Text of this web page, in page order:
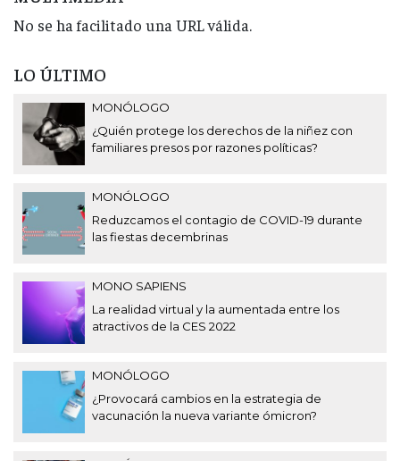
No se ha facilitado una URL válida.
LO ÚLTIMO
MONÓLOGO
¿Quién protege los derechos de la niñez con
familiares presos por razones políticas?
MONÓLOGO
Reduzcamos el contagio de COVID-19 durante
las fiestas decembrinas
MONO SAPIENS
La realidad virtual y la aumentada entre los
atractivos de la CES 2022
MONÓLOGO
¿Provocará cambios en la estrategia de
vacunación la nueva variante ómicron?